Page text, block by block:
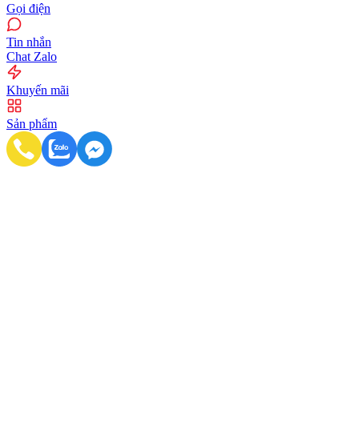
Gọi điện
Tin nhắn
Chat Zalo
Khuyến mãi
Sản phẩm